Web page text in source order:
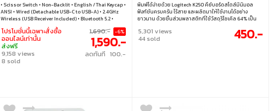
• Scissor Switch • Non-Backlit • English / Thai Keycap •
ANSI • Wired (Detachable USB-C to USB-A) • 2.4GHz
Wireless (USB Receiver Included) • Bluetooth 5.2 •
Windows / macOS / Linux
โปรโมชั่นนี้เฉพาะสั่งซื้อ
ออนไลน์เท่านั้น
ส่งฟรี
9,158 views
8 sold
1,690.- -6%
1,590.-
ลดทันที 100.-
พิมพ์ได้ง่ายด้วย Logitech K250 คีย์บอร์ดสไตล์มินิมอล
ฟังก์ชันครบครัน ไร้สาย และผลิตมาให้ใช้งานได้อย่าง
ยาวนาน ด้วยชิ้นส่วนพลาสติกที่ใช้วัสดุรีไซเคิล 64% เป็น
ต้องใช้ดองเกิล • ดีไซน์กะทัดรัด พร้อมปุ่มครบครันและแป้น
ตัวเลข • กันน้ำหกใส่ได้* และใช้งานต่อเนื่องด้วยแบตเตอรี่
5,301 views
44 sold 450.-